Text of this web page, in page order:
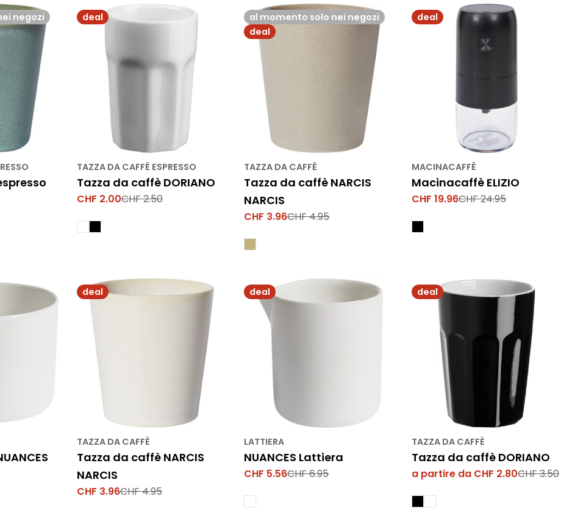
negozi
deal
TAZZA DA CAFFÈ ESPRESSO
Tazza da caffè DORIANO
Prezzo
vendita
CHF 2.00
Prezzo
CHF 2.50
al momento solo nei negozi
deal
TAZZA DA CAFFÈ
Tazza da caffè NARCIS
NARCIS
Prezzo
vendita
CHF 3.96
Prezzo
CHF 4.95
deal
MACINACAFFÈ
Macinacaffè ELIZIO
Prezzo
vendita
CHF 19.96
Prezzo
CHF 24.95
deal
TAZZA DA CAFFÈ
Tazza da caffè NARCIS
NARCIS
Prezzo
CHF 3.96
Prezzo
CHF 4.95
deal
LATTIERA
NUANCES Lattiera
Prezzo
vendita
CHF 5.56
Prezzo
CHF 6.95
deal
TAZZA DA CAFFÈ
Tazza da caffè DORIANO
Prezzo
vendita
a partire da CHF 2.80
Prezzo
CHF 3.50